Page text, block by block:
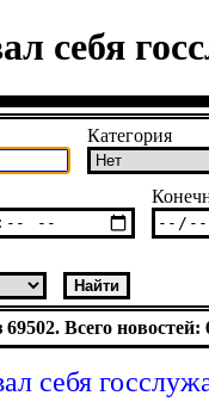
себя
Категория
Всего новостей:
себя